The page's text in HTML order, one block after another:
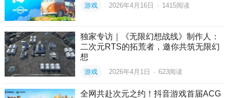
游戏 2026年4月16日 · 1415阅读
独家专访｜《无限幻想战线》制作人：
二次元RTS的拓荒者，邀你共筑无限幻
想
游戏 2026年4月1日 · 623阅读
全网共赴次元之约！抖音游戏首届ACG